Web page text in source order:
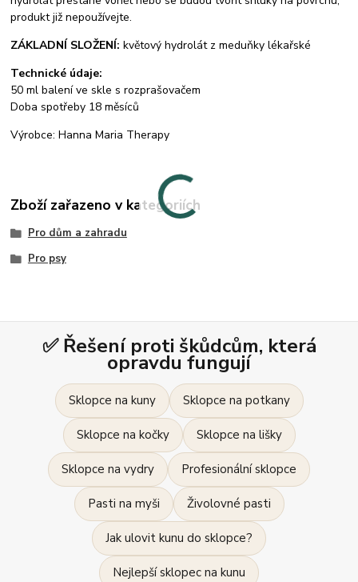
produkt již nepoužívejte.
ZÁKLADNÍ SLOŽENÍ: květový hydrolát z meduňky lékařské
Technické údaje:
50 ml balení ve skle s rozprašovačem
Doba spotřeby 18 měsíců
Výrobce: Hanna Maria Therapy
Zboží zařazeno v kategoriích
Pro dům a zahradu
Pro psy
✅ Řešení proti škůdcům, která
opravdu fungují
Sklopce na kuny Sklopce na potkany
Sklopce na kočky Sklopce na lišky
Sklopce na vydry Profesionální sklopce
Pasti na myši Živolovné pasti
Jak ulovit kunu do sklopce?
Nejlepší sklopec na kunu